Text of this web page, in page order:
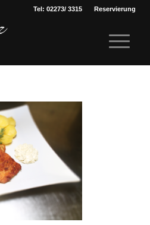
Reservierung
Tel: 02273/ 3315